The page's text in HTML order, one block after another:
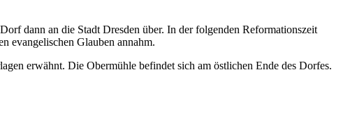
dann an die Stadt Dresden über. In der folgenden Reformationszeit
evangelischen Glauben annahm.
erwähnt. Die Obermühle befindet sich am östlichen Ende des Dorfes.